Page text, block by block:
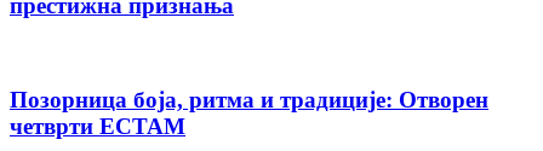
престижна признања
Позорница боја, ритма и традиције: Отворен
четврти ЕСТАМ